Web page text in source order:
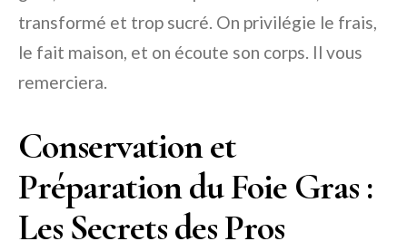
transformé et trop sucré. On privilégie le frais,
le fait maison, et on écoute son corps. Il vous
remerciera.
Conservation et
Préparation du Foie Gras :
Les Secrets des Pros